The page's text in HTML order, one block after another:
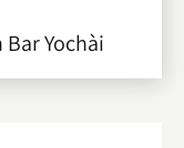
Bar Yochài